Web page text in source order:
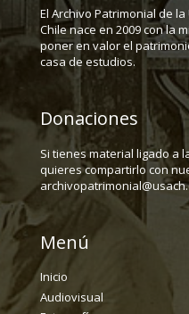
El Archivo Patrimonial de
Chile nace en 2009 con la
poner en valor el
casa de estudios.
Donaciones
Si tienes material ligado a
quieres compartirlo con
Menú
Inicio
Audiovisual